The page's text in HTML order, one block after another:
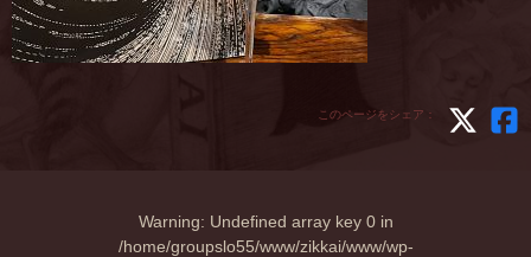
このページをシェア：
Warning: Undefined array key 0 in
/home/groupslo55/www/zikkai/www/wp-